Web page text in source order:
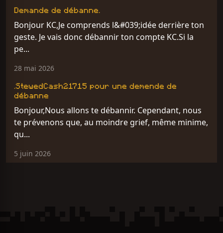
Demande de débanne.
Bonjour KC,Je comprends l&#039;idée derrière ton
geste. Je vais donc débannir ton compte KC.Si la
pe...
28 mai 2026
.StewedCash21715 pour une demende de
débanne
Bonjour,Nous allons te débannir. Cependant, nous
te prévenons que, au moindre grief, même minime,
qu...
5 juin 2026